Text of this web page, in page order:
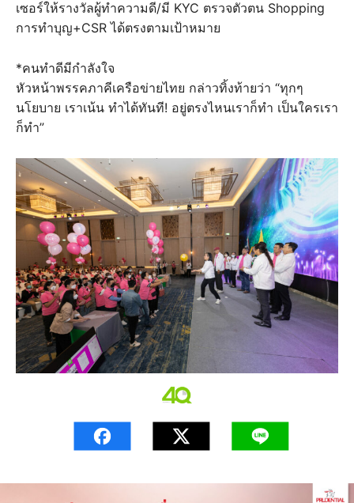
เซอร์ให้รางวัลผู้ทำความดี/มี KYC ตรวจตัวตน Shopping
การทำบุญ+CSR ได้ตรงตามเป้าหมาย
*คนทำดีมีกำลังใจ
หัวหน้าพรรคภาคีเครือข่ายไทย กล่าวทิ้งท้ายว่า “ทุกๆ
นโยบาย เราเน้น ทำได้ทันที! อยู่ตรงไหนเราก็ทำ เป็นใครเรา
ก็ทำ”